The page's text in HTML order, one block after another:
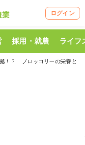
ログイン
採用・就農 ライフ
！？ ブロッコリーの栄養と